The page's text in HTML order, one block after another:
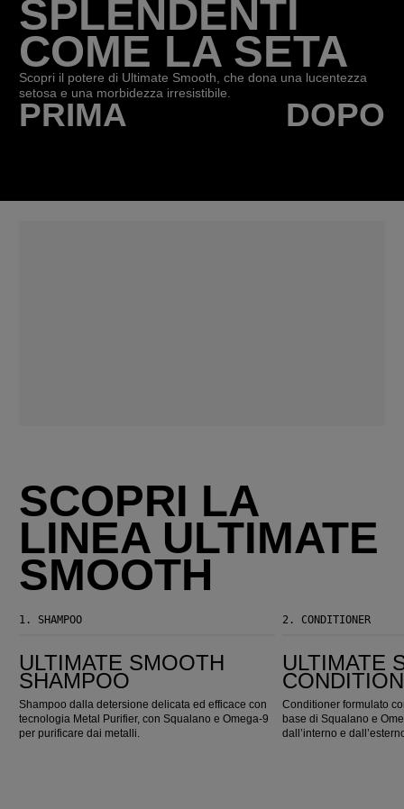
SPLENDENTI
COME LA SETA
Scopri il potere di Ultimate Smooth, che dona una lucentezza
setosa e una morbidezza irresistibile.
PRIMA DOPO
SCOPRI LA
LINEA ULTIMATE
SMOOTH
1. SHAMPOO
ULTIMATE SMOOTH
SHAMPOO
Shampoo dalla detersione delicata ed efficace con
tecnologia Metal Purifier, con Squalano e Omega‑9
per purificare dai metalli.
2. CONDITIONER
ULTIMATE
Conditioner formulato
base di Squalano e
dall’interno e